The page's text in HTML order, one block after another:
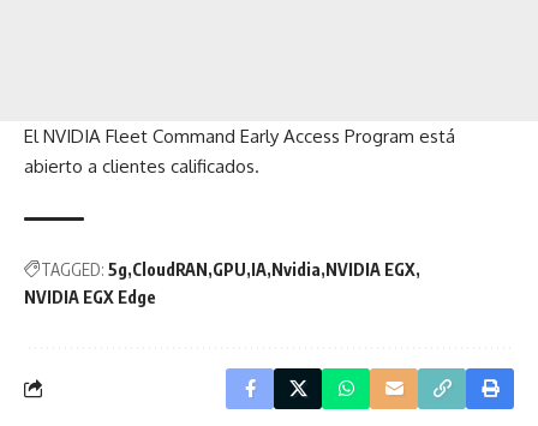
ElNVIDIA Fleet Command Early Access Program está
abierto a clientes calificados.
TAGGED: 5g CloudRAN GPU IA Nvidia NVIDIA EGX
NVIDIA EGX Edge